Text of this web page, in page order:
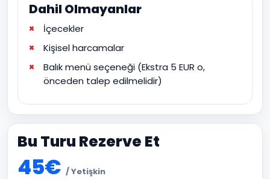
Dahil Olmayanlar
İçecekler
Kişisel harcamalar
Balık menü seçeneği (Ekstra 5 EUR o,
önceden talep edilmelidir)
Bu Turu Rezerve Et
45€ / Yetişkin